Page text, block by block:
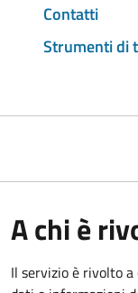
Contatti
Strumenti di
A chi è
Il servizio è rivolto